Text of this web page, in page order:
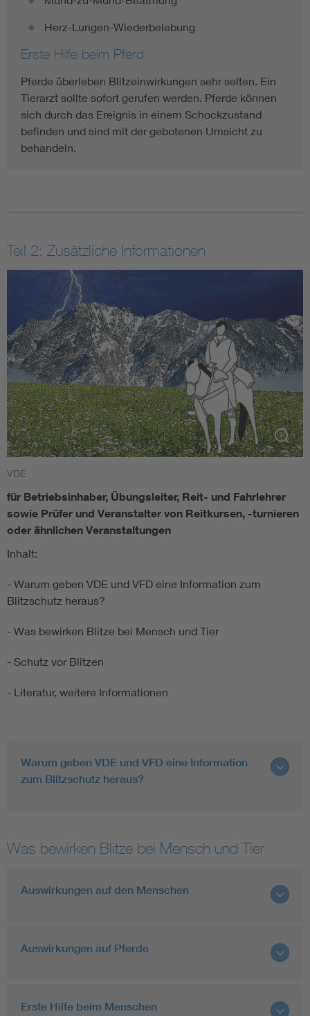
Herz-Lungen-Wiederbelebung
Erste Hilfe beim Pferd
Pferde überleben Blitzeinwirkungen sehr selten. Ein
Tierarzt sollte sofort gerufen werden. Pferde können
sich durch das Ereignis in einem Schockzustand
befinden und sind mit der gebotenen Umsicht zu
behandeln.
Teil 2: Zusätzliche Informationen
VDE
für Betriebsinhaber, Übungsleiter, Reit- und Fahrlehrer
sowie Prüfer und Veranstalter von Reitkursen, -turnieren
oder ähnlichen Veranstaltungen
Inhalt:
- Warum geben VDE und VFD eine Information zum
Blitzschutz heraus?
- Was bewirken Blitze bei Mensch und Tier
- Schutz vor Blitzen
- Literatur, weitere Informationen
Warum geben VDE und VFD eine Information
zum Blitzschutz heraus?
Was bewirken Blitze bei Mensch und Tier
Auswirkungen auf den Menschen
Auswirkungen auf Pferde
Erste Hilfe beim Menschen